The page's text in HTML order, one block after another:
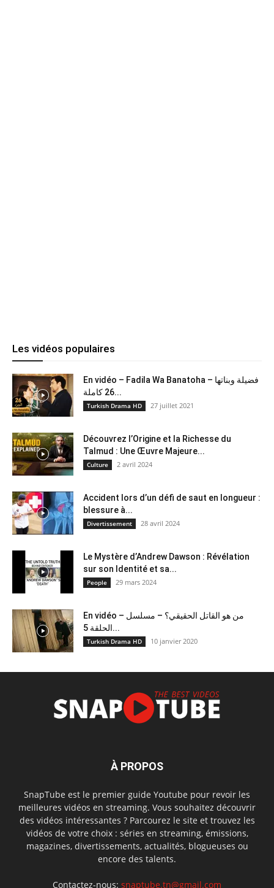
Les vidéos populaires
En vidéo – Fadila Wa Banatoha – فضيلة وبناتها
26 كاملة...
Turkish Drama HD 27 juillet 2021
Découvrez l’Origine et la Richesse du
Talmud : Une Œuvre Majeure...
Culture 2 avril 2024
Accident lors d’un défi de saut en longueur :
blessure à...
Divertissement 28 avril 2024
Le Mystère d’Andrew Dawson : Révélation
sur son Identité et sa...
People 29 mars 2024
En vidéo – من هو القاتل الحقيقي؟ – مسلسل
الحلقة 5...
Turkish Drama HD 10 janvier 2020
À PROPOS
SnapTube est le premier guide Youtube pour revoir les
meilleures vidéos en streaming. Vous souhaitez découvrir
des vidéos intéressantes ? Parcourez le site et trouvez les
vidéos de votre choix : séries en streaming, émissions,
magazines, divertissements, actualités, blogueuses ou
encore des talents.
Contactez-nous: snaptube.tn@gmail.com